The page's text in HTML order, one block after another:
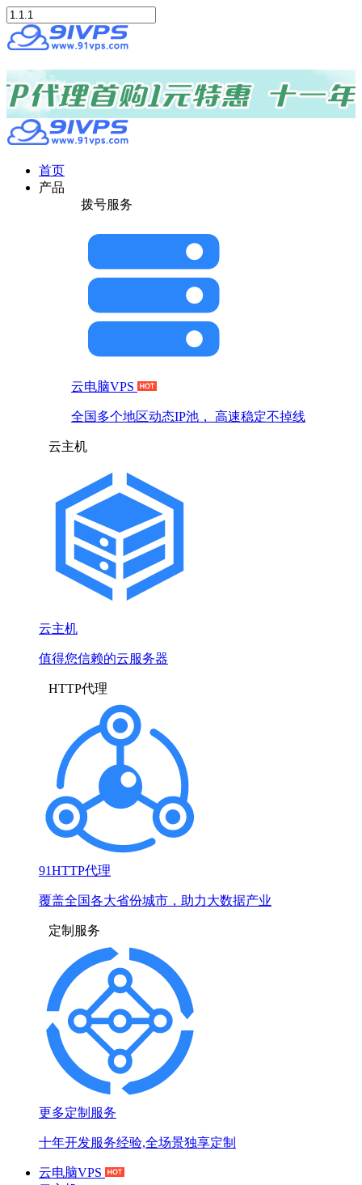
首页
产品
拨号服务
云电脑VPS
全国多个地区动态IP池， 高速稳定不掉线
云主机
云主机
值得您信赖的云服务器
HTTP代理
91HTTP代理
覆盖全国各大省份城市，助力大数据产业
定制服务
更多定制服务
十年开发服务经验,全场景独享定制
云电脑VPS